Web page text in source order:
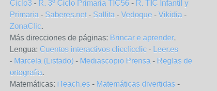
Ciclo3 - R. 3º Ciclo Primaria TIC56 - R. TIC Infantil y
Primaria - Saberes.net- Sallita - Vedoque - Vikidia -
ZonaClic.
Más direcciones de páginas: Brincar e aprender.
Lengua: Cuentos interactivos clicclicclic - Leer.es
- Marcela (Listado) - Mediascopio Prensa - Reglas de
ortografía.
Matemáticas: iTeach.es - Matemáticas divertidas -